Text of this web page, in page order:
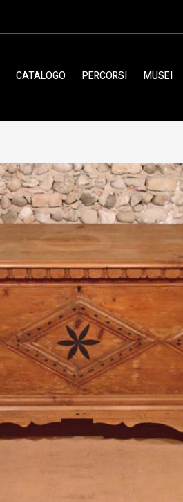
CATALOGO PERCORSI MUSEI